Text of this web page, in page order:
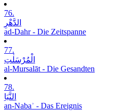
76.
الدَّھْرِ
ad-Dahr - Die Zeitspanne
77.
الْمُرْسَلٰتِ
al-Mursalāt - Die Gesandten
78.
النَّبَاِ
an-Nabaʾ - Das Ereignis